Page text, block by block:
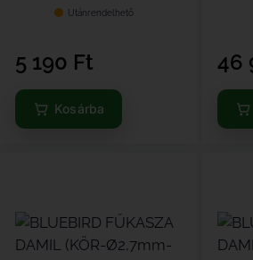
Utánrendelhető
5 190 Ft
Kosárba
46